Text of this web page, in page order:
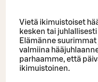
Vietä ikimuistoiset
kesken tai
Elämänne
valmiina
parhaamme, että
ikimuistoinen.